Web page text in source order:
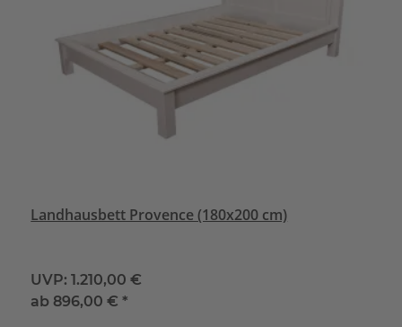
Landhausbett Provence (180x200 cm)
UVP: 1.210,00 €
ab 896,00 € *